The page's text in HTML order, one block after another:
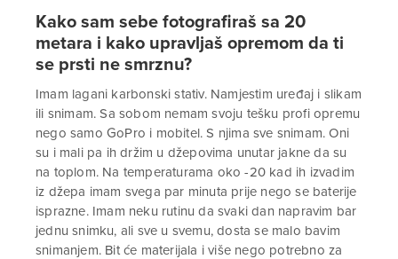
Kako sam sebe fotografiraš sa 20
metara i kako upravljaš opremom da ti
se prsti ne smrznu?
Imam lagani karbonski stativ. Namjestim uređaj i slikam
ili snimam. Sa sobom nemam svoju tešku profi opremu
nego samo GoPro i mobitel. S njima sve snimam. Oni
su i mali pa ih držim u džepovima unutar jakne da su
na toplom. Na temperaturama oko -20 kad ih izvadim
iz džepa imam svega par minuta prije nego se baterije
isprazne. Imam neku rutinu da svaki dan napravim bar
jednu snimku, ali sve u svemu, dosta se malo bavim
snimanjem. Bit će materijala i više nego potrebno za